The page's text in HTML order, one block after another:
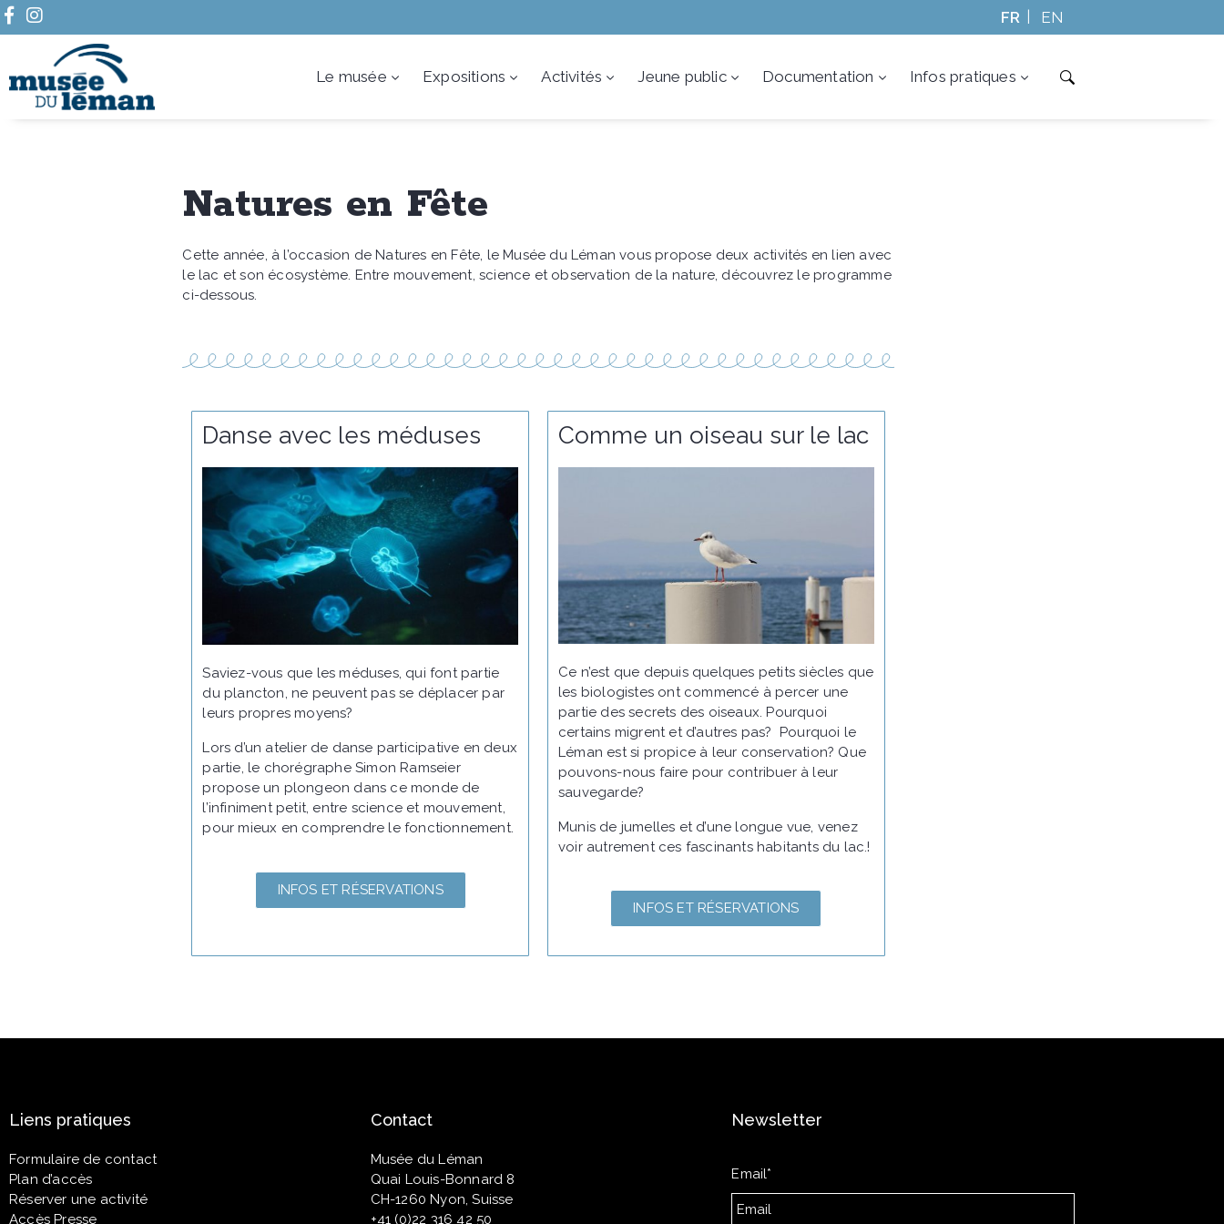
FR EN
Le musée Expositions Activités Jeune public Documentation Infos pratiques
Natures en Fête
Cette année, à l’occasion de Natures en Fête, le Musée du Léman vous propose deux activités en lien avec
le lac et son écosystème. Entre mouvement, science et observation de la nature, découvrez le programme
ci-dessous.
Danse avec les méduses
Saviez-vous que les méduses, qui font partie
du plancton, ne peuvent pas se déplacer par
leurs propres moyens?
Lors d’un atelier de danse participative en deux
partie, le chorégraphe Simon Ramseier
propose un plongeon dans ce monde de
l’infiniment petit, entre science et mouvement,
pour mieux en comprendre le fonctionnement.
INFOS ET RÉSERVATIONS
Comme un oiseau sur le lac
Ce n’est que depuis quelques petits siècles que
les biologistes ont commencé à percer une
partie des secrets des oiseaux. Pourquoi
certains migrent et d’autres pas? Pourquoi le
Léman est si propice à leur conservation? Que
pouvons-nous faire pour contribuer à leur
sauvegarde?
Munis de jumelles et d’une longue vue, venez
voir autrement ces fascinants habitants du lac.!
INFOS ET RÉSERVATIONS
Liens pratiques
Formulaire de contact
Plan d’accès
Réserver une activité
Accès Presse
Contact
Musée du Léman
Quai Louis-Bonnard 8
CH-1260 Nyon, Suisse
+41 (0)22 316 42 50
Newsletter
Email*